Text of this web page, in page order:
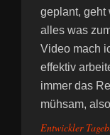
geplant, geht
alles was
Video mach
effektiv
immer das
mühsam,
Entwickler